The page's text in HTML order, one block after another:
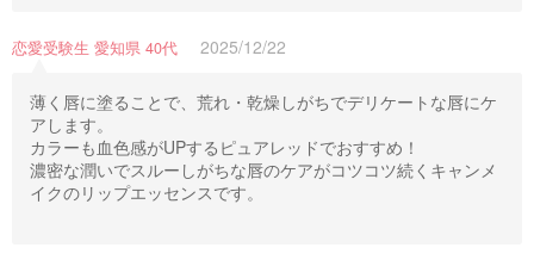
恋愛受験生 愛知県 40代 2025/12/22
薄く唇に塗ることで、荒れ・乾燥しがちでデリケートな唇にケ
アします。
カラーも血色感がUPするピュアレッドでおすすめ！
濃密な潤いでスルーしがちな唇のケアがコツコツ続くキャンメ
イクのリップエッセンスです。